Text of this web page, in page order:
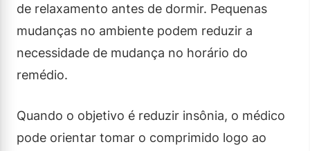
de relaxamento antes de dormir. Pequenas
mudanças no ambiente podem reduzir a
necessidade de mudança no horário do
remédio.
Quando o objetivo é reduzir insônia, o médico
pode orientar tomar o comprimido logo ao